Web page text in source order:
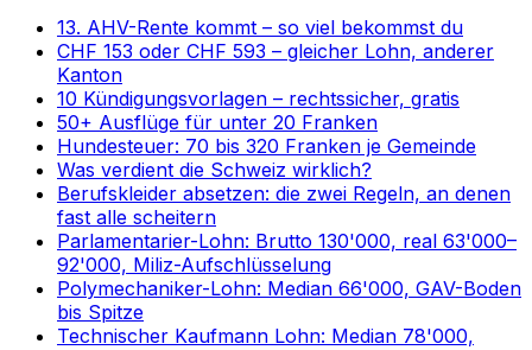
13. AHV-Rente kommt – so viel bekommst du
CHF 153 oder CHF 593 – gleicher Lohn, anderer
Kanton
10 Kündigungsvorlagen – rechtssicher, gratis
50+ Ausflüge für unter 20 Franken
Hundesteuer: 70 bis 320 Franken je Gemeinde
Was verdient die Schweiz wirklich?
Berufskleider absetzen: die zwei Regeln, an denen
fast alle scheitern
Parlamentarier-Lohn: Brutto 130'000, real 63'000–
92'000, Miliz-Aufschlüsselung
Polymechaniker-Lohn: Median 66'000, GAV-Boden
bis Spitze
Technischer Kaufmann Lohn: Median 78'000,